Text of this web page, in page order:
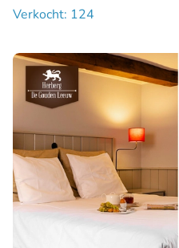
Verkocht: 124